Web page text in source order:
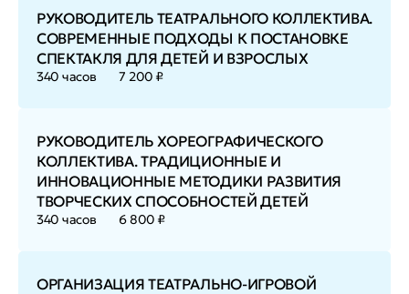
РУКОВОДИТЕЛЬ ТЕАТРАЛЬНОГО КОЛЛЕКТИВА.
СОВРЕМЕННЫЕ ПОДХОДЫ К ПОСТАНОВКЕ
СПЕКТАКЛЯ ДЛЯ ДЕТЕЙ И ВЗРОСЛЫХ
340 часов 7 200 ₽
РУКОВОДИТЕЛЬ ХОРЕОГРАФИЧЕСКОГО
КОЛЛЕКТИВА. ТРАДИЦИОННЫЕ И
ИННОВАЦИОННЫЕ МЕТОДИКИ РАЗВИТИЯ
ТВОРЧЕСКИХ СПОСОБНОСТЕЙ ДЕТЕЙ
340 часов 6 800 ₽
ОРГАНИЗАЦИЯ ТЕАТРАЛЬНО-ИГРОВОЙ